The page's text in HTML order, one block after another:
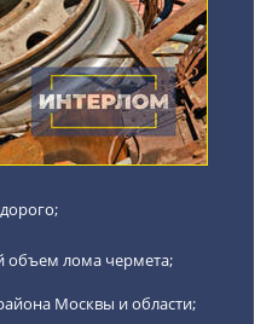
лома чермета;
Москвы и области;